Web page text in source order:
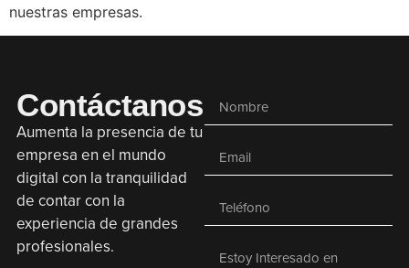
nuestras empresas.
Contáctanos
Aumenta la presencia de tu
empresa en el mundo
digital con la tranquilidad
de contar con la
experiencia de grandes
profesionales.